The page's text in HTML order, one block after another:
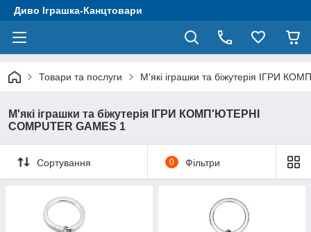
Диво Іграшка-Канцтовари
Товари та послуги М'які іграшки та біжутерія ІГРИ
М'які іграшки та біжутерія ІГРИ КОМП'ЮТЕРНІ
COMPUTER GAMES 1
Сортування 0 Фільтри